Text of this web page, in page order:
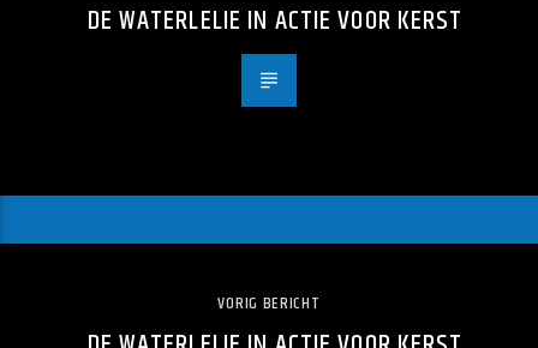
DE WATERLELIE IN ACTIE VOOR KERST
VORIG BERICHT